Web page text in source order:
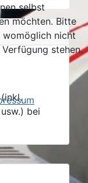
bei
selbst
möchten. Bitte
womöglich nicht
stehen.